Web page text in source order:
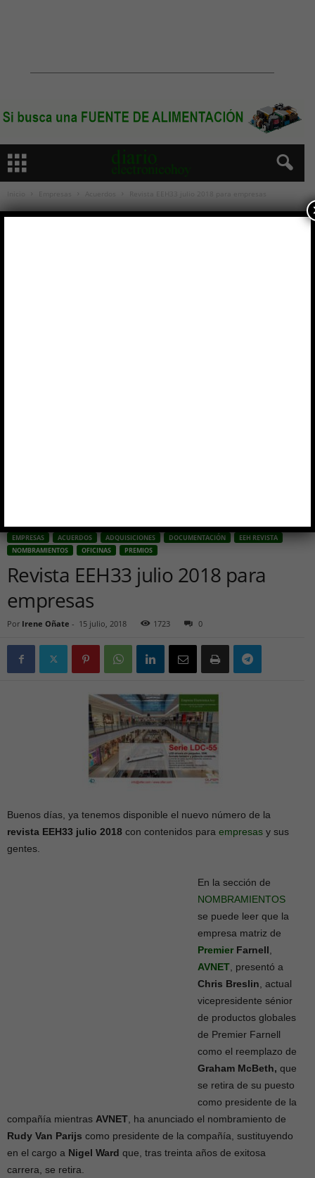
Empresas Acuerdos Revista EEH33 julio 2018 para empresas
EMPRESAS ACUERDOS ADQUISICIONES DOCUMENTACIÓN
EEH REVISTA
NOMBRAMIENTOS
OFICINAS PREMIOS
Revista EEH33 julio 2018 para
empresas
Por Irene Oñate - 15 julio, 2018 1723 0
Buenos días, ya tenemos disponible el nuevo número de la
revista EEH33 julio 2018 con contenidos para empresas y sus
gentes.
En la sección de
NOMBRAMIENTOS
se puede leer que la
empresa matriz de
Premier Farnell
AVNET , presentó a
Chris Breslin , actual
vicepresidente sénior
de productos globales
de Premier Farnell
como el reemplazo de
Graham McBeth, que
se retira de su puesto
como presidente de la
compañía mientras AVNET , ha anunciado el nombramiento de
Rudy Van Parijs como presidente de la compañía, sustituyendo
en el cargo a Nigel Ward que, tras treinta años de exitosa
carrera, se retira.